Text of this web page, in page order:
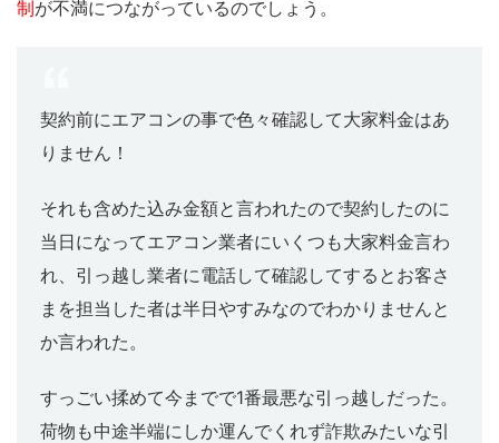
制が不満につながっているのでしょう。
契約前にエアコンの事で色々確認して大家料金はあ
りません！
それも含めた込み金額と言われたので契約したのに
当日になってエアコン業者にいくつも大家料金言わ
れ、引っ越し業者に電話して確認してするとお客さ
まを担当した者は半日やすみなのでわかりませんと
か言われた。
すっごい揉めて今までで1番最悪な引っ越しだった。
荷物も中途半端にしか運んでくれず詐欺みたいな引